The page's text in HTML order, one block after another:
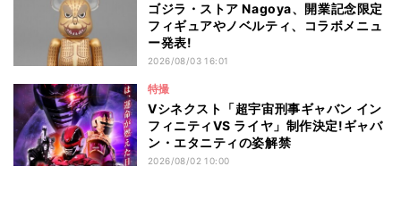
ゴジラ・ストア Nagoya、開業記念限定
フィギュアやノベルティ、コラボメニュ
ー発表!
2026/08/03 16:01
特撮
Vシネクスト「超宇宙刑事ギャバン イン
フィニティVS ライヤ」制作決定!ギャバ
ン・エタニティの姿解禁
2026/08/02 10:00